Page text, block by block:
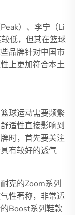
）、李宁（Li
低，但其在篮球
品牌针对中国市
上更加符合本土
球运动需要频繁
适性直接影响到
时，首先要关注
有较好的透气
克的Zoom系列
性著称，非常适
Boost系列鞋款